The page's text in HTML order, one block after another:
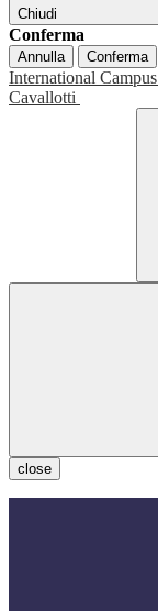
Chiudi
Conferma
Annulla Conferma
International Campus
Cavallotti
close